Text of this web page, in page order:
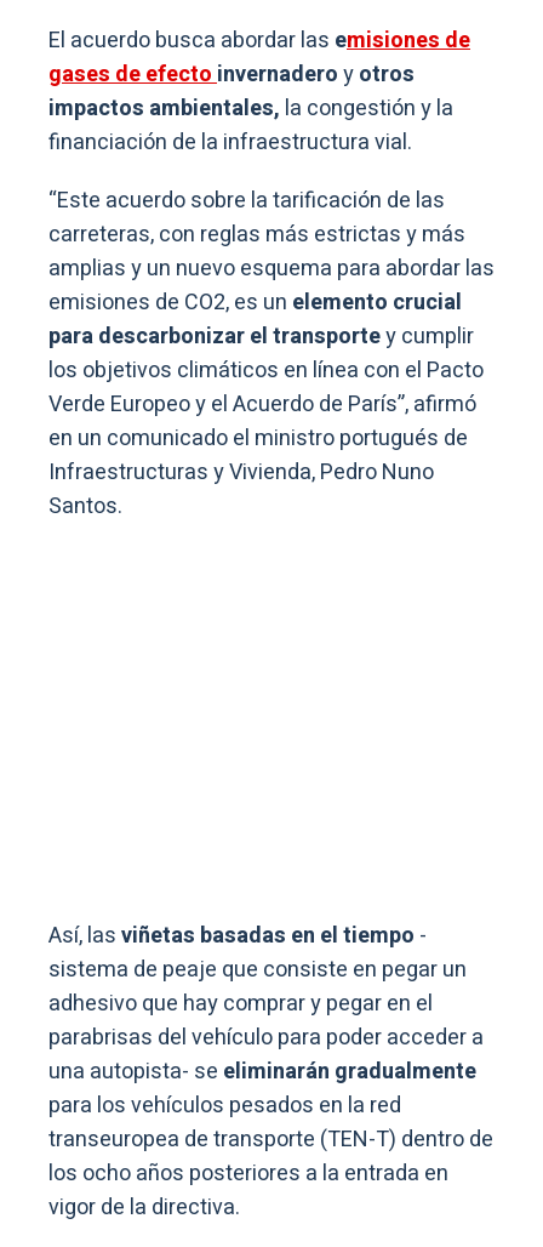
El acuerdo busca abordar las emisiones de
gases de efectoinvernaderoyotros
impactos ambientales, la congestión y la
financiación de la infraestructura vial.
“Este acuerdo sobre la tarificación de las
carreteras, con reglas más estrictas y más
amplias y un nuevo esquema para abordar las
emisiones de CO2, es un elemento crucial
para descarbonizar el transportey cumplir
los objetivos climáticos en línea con el Pacto
Verde Europeo y el Acuerdo de París”, afirmó
en un comunicado el ministro portugués de
Infraestructuras y Vivienda, Pedro Nuno
Santos.
Así, lasviñetas basadas en el tiempo -
sistema de peaje que consiste en pegar un
adhesivo que hay comprar y pegar en el
parabrisas del vehículo para poder acceder a
una autopista- se eliminarán gradualmente
para los vehículos pesados en la red
transeuropea de transporte (TEN-T) dentro de
los ocho años posteriores a la entrada en
vigor de la directiva.